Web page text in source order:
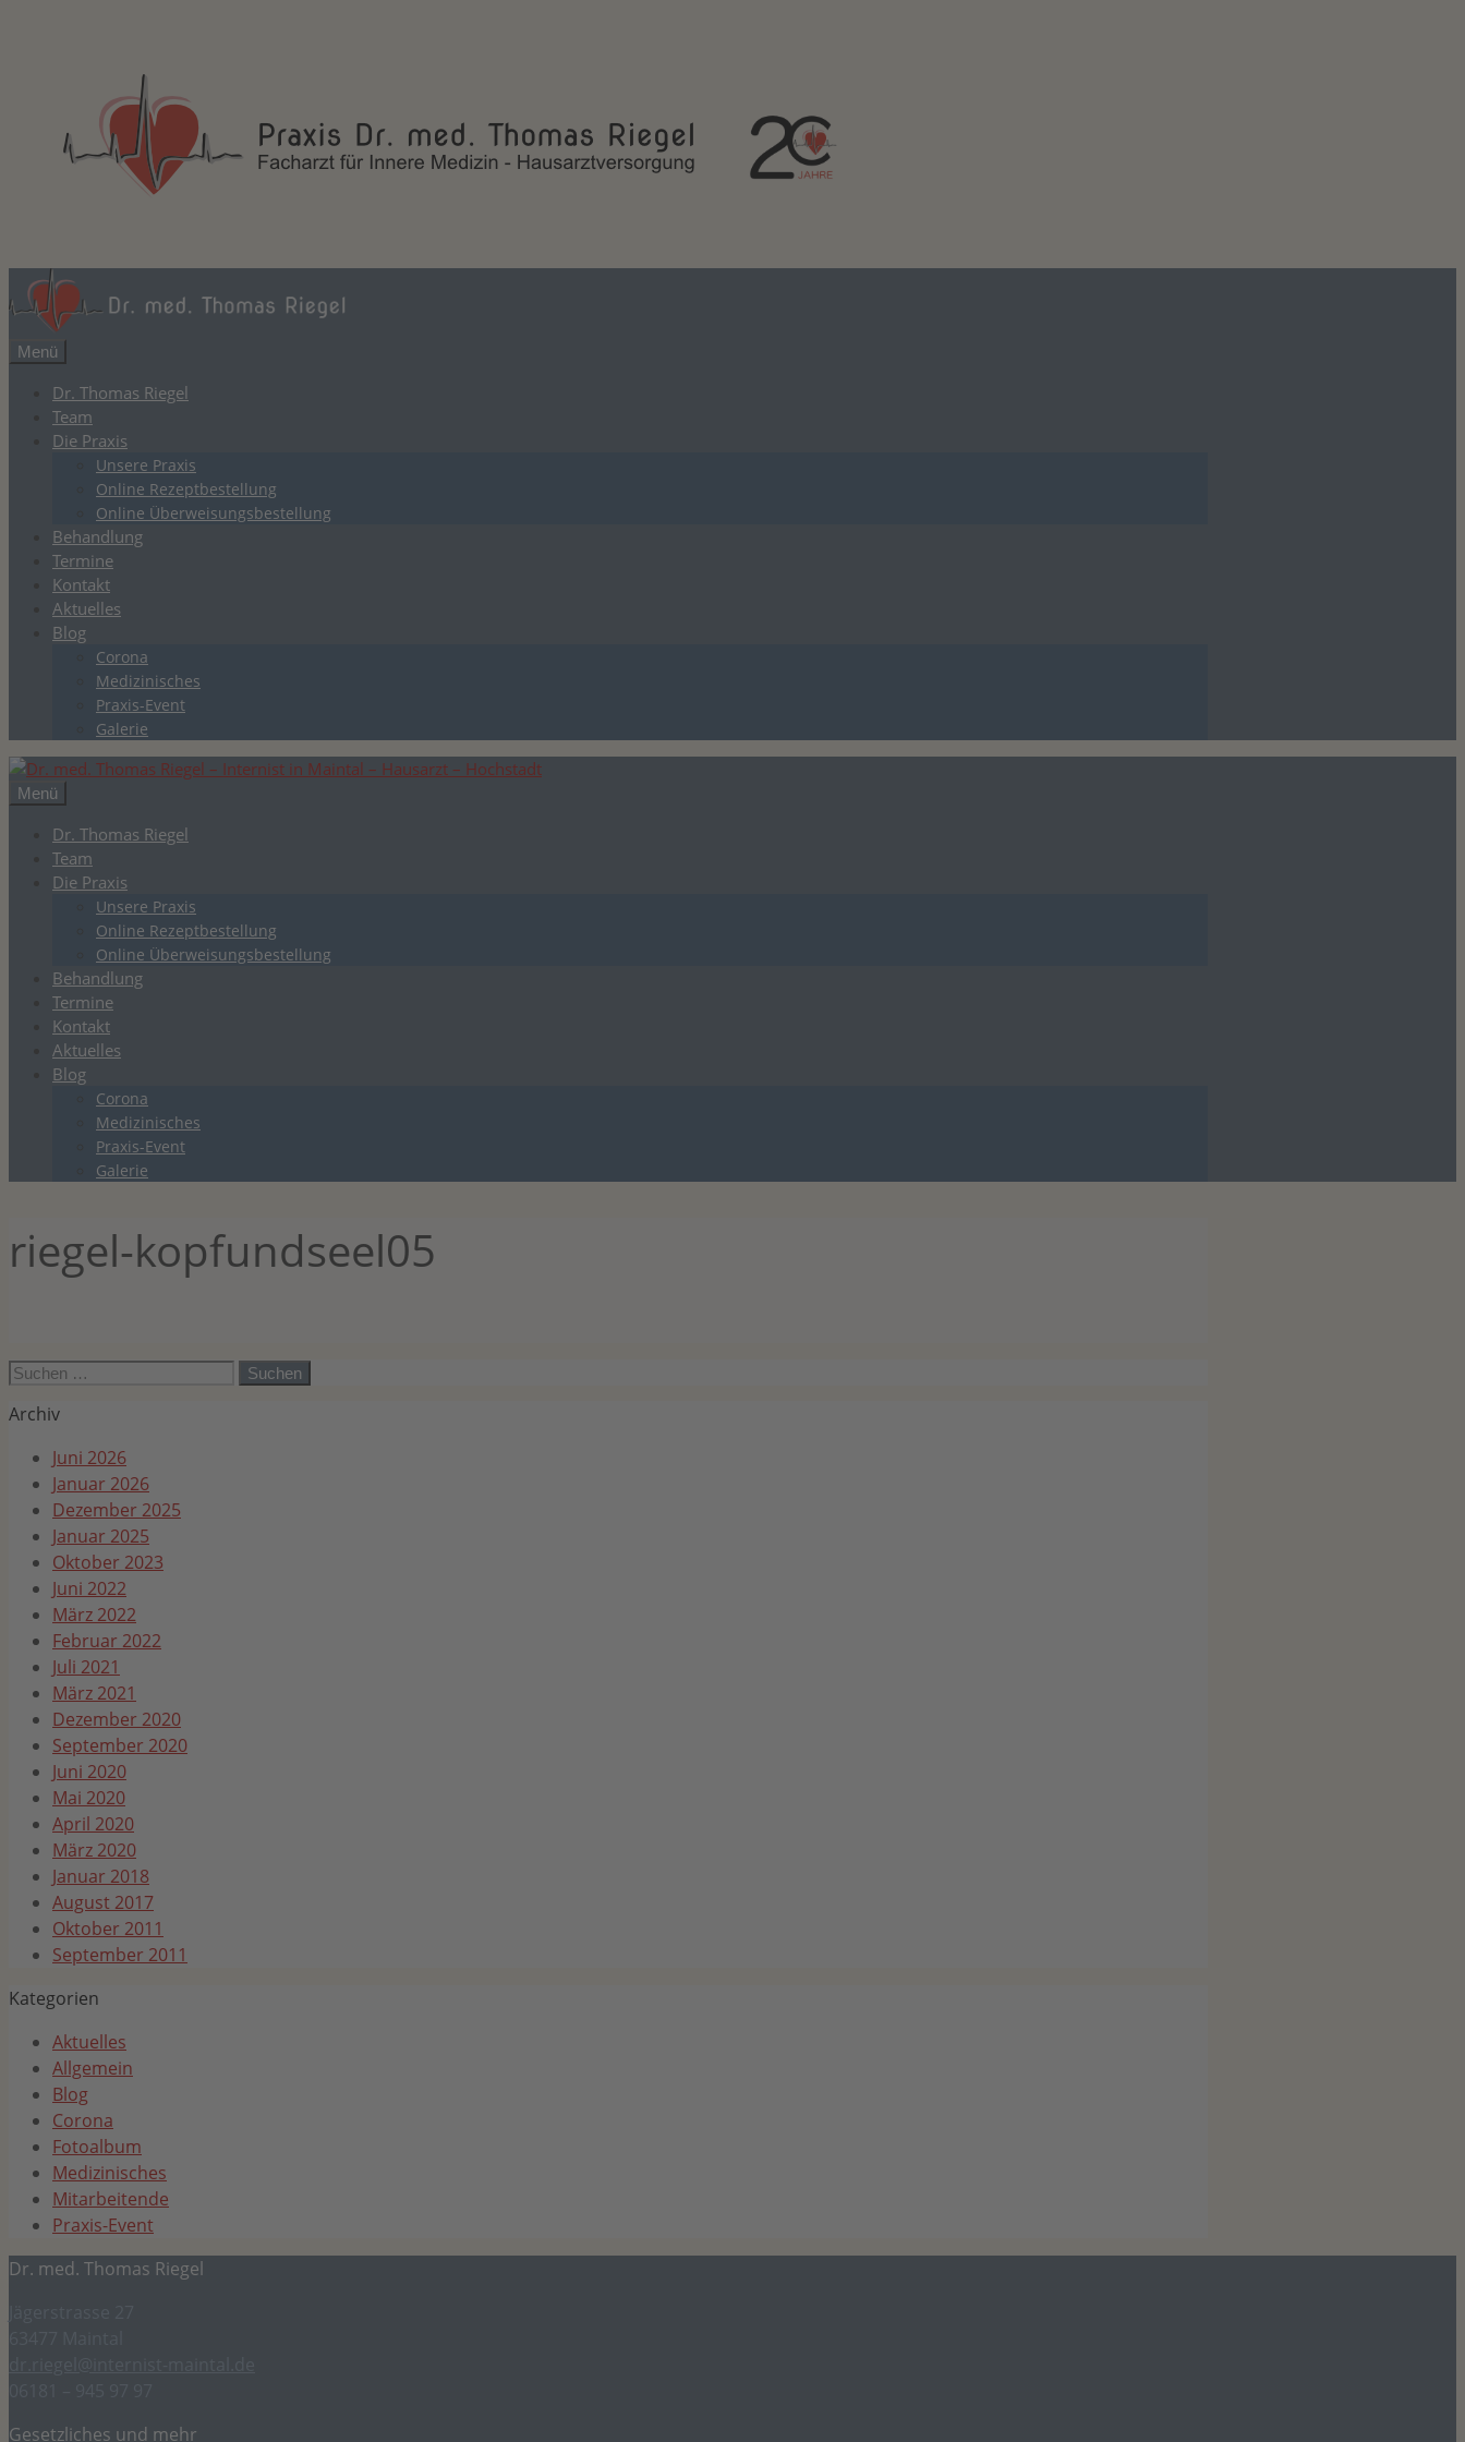
Menü
Dr. Thomas Riegel
Team
Die Praxis
Unsere Praxis
Online Rezeptbestellung
Online Überweisungsbestellung
Behandlung
Termine
Kontakt
Aktuelles
Blog
Corona
Medizinisches
Praxis-Event
Galerie
Menü
Dr. Thomas Riegel
Team
Die Praxis
Unsere Praxis
Online Rezeptbestellung
Online Überweisungsbestellung
Behandlung
Termine
Kontakt
Aktuelles
Blog
Corona
Medizinisches
Praxis-Event
Galerie
riegel-kopfundseel05
Suchen
Archiv
Juni 2026
Januar 2026
Dezember 2025
Januar 2025
Oktober 2023
Juni 2022
März 2022
Februar 2022
Juli 2021
März 2021
Dezember 2020
September 2020
Juni 2020
Mai 2020
April 2020
März 2020
Januar 2018
August 2017
Oktober 2011
September 2011
Kategorien
Aktuelles
Allgemein
Blog
Corona
Fotoalbum
Medizinisches
Mitarbeitende
Praxis-Event
Dr. med. Thomas Riegel
Gesetzliches und mehr